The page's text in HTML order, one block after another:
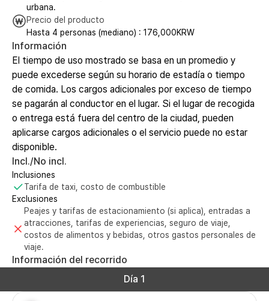
urbana.
Precio del producto
Hasta 4 personas (mediano) : 176,000KRW
Información
El tiempo de uso mostrado se basa en un promedio y
puede excederse según su horario de estadía o tiempo
de comida. Los cargos adicionales por exceso de tiempo
se pagarán al conductor en el lugar. Si el lugar de recogida
o entrega está fuera del centro de la ciudad, pueden
aplicarse cargos adicionales o el servicio puede no estar
disponible.
Incl./No incl.
Inclusiones
Tarifa de taxi, costo de combustible
Exclusiones
Peajes y tarifas de estacionamiento (si aplica), entradas a
atracciones, tarifas de experiencias, seguro de viaje,
costos de alimentos y bebidas, otros gastos personales de
viaje.
Información del recorrido
Día 1